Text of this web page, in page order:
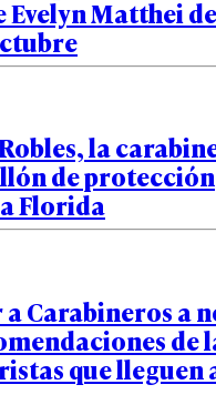
Matthei
la
de protección
Florida
Carabineros a
de
que lleguen